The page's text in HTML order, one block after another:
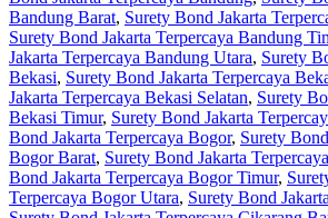
Bandung Barat, Surety Bond Jakarta
Surety Bond Jakarta Terpercaya Bandung
Jakarta Terpercaya Bandung Utara, Surety
Bekasi, Surety Bond Jakarta Terpercaya
Jakarta Terpercaya Bekasi Selatan, Surety
Bekasi Timur, Surety Bond Jakarta
Bond Jakarta Terpercaya Bogor, Surety
Bogor Barat, Surety Bond Jakarta
Bond Jakarta Terpercaya Bogor Timur,
Terpercaya Bogor Utara, Surety Bond